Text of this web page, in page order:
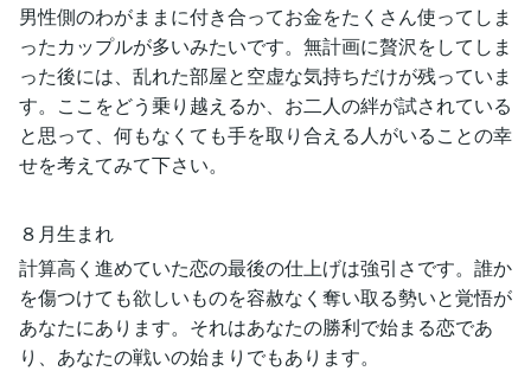
男性側のわがままに付き合ってお金をたくさん使ってしま
ったカップルが多いみたいです。無計画に贅沢をしてしま
った後には、乱れた部屋と空虚な気持ちだけが残っていま
す。ここをどう乗り越えるか、お二人の絆が試されている
と思って、何もなくても手を取り合える人がいることの幸
せを考えてみて下さい。
８月生まれ
計算高く進めていた恋の最後の仕上げは強引さです。誰か
を傷つけても欲しいものを容赦なく奪い取る勢いと覚悟が
あなたにあります。それはあなたの勝利で始まる恋であ
り、あなたの戦いの始まりでもあります。